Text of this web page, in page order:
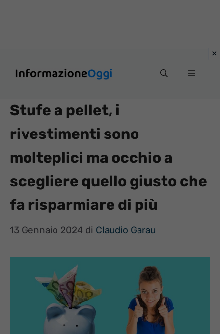
Menu
Stufe a pellet, i
rivestimenti sono
molteplici ma occhio a
scegliere quello giusto che
fa risparmiare di più
13 Gennaio 2024 di Claudio Garau